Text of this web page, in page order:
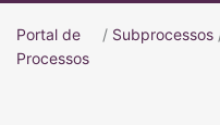
Portal de
ProcessosPortal de
/ Subprocessos